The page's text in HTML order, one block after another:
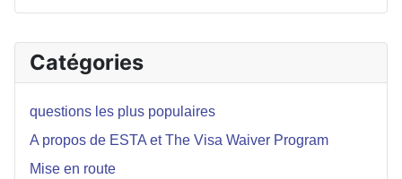
Catégories
questions les plus populaires
A propos de ESTA et The Visa Waiver Program
Mise en route